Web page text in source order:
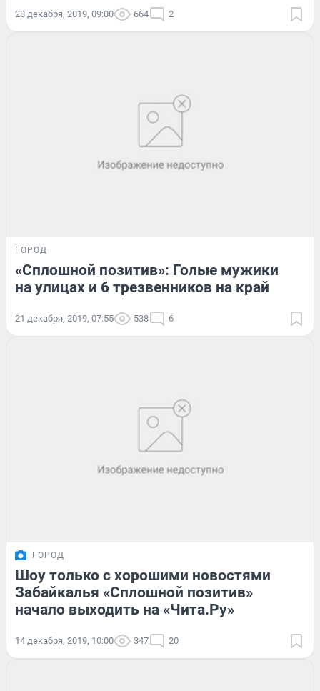
28 декабря, 2019, 09:00 664 2
ГОРОД
«Сплошной позитив»: Голые мужики
на улицах и 6 трезвенников на край
21 декабря, 2019, 07:55 538 6
ГОРОД
Шоу только с хорошими новостями
Забайкалья «Сплошной позитив»
начало выходить на «Чита.Ру»
14 декабря, 2019, 10:00 347 20